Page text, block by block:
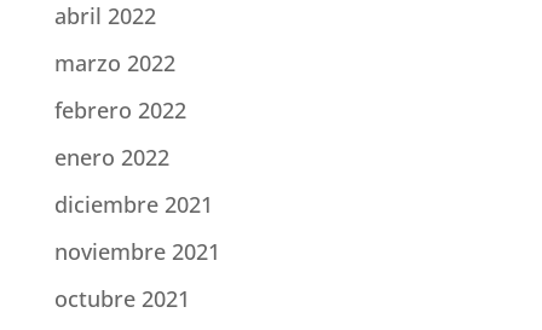
abril 2022
marzo 2022
febrero 2022
enero 2022
diciembre 2021
noviembre 2021
octubre 2021